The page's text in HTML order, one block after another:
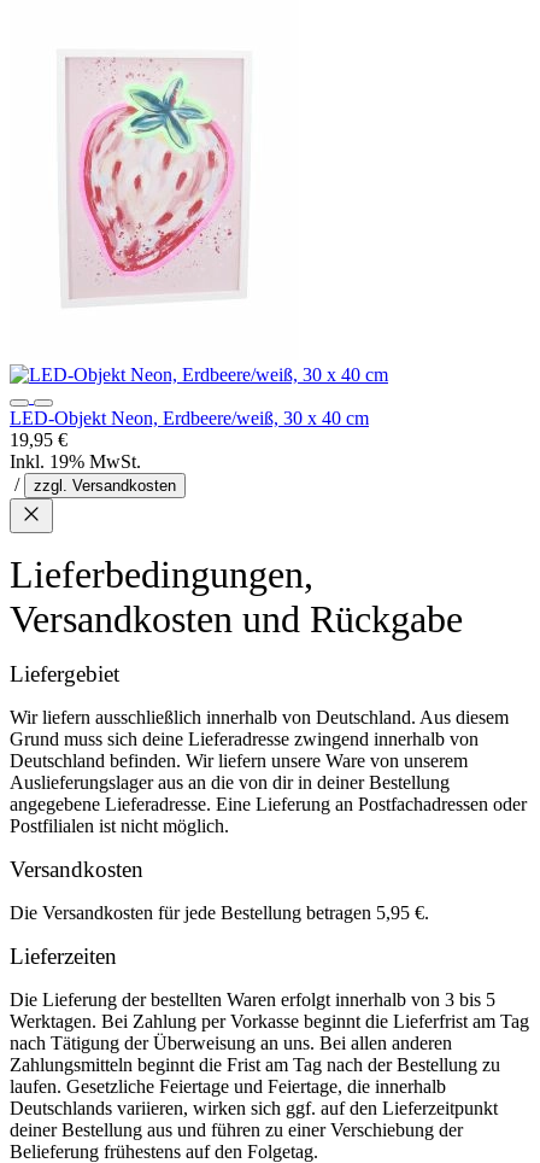
LED-Objekt Neon, Erdbeere/weiß, 30 x 40 cm
19,95 €
Inkl. 19% MwSt.
/
zzgl. Versandkosten
Lieferbedingungen,
Versandkosten und Rückgabe
Liefergebiet
Wir liefern ausschließlich innerhalb von Deutschland. Aus diesem
Grund muss sich deine Lieferadresse zwingend innerhalb von
Deutschland befinden. Wir liefern unsere Ware von unserem
Auslieferungslager aus an die von dir in deiner Bestellung
angegebene Lieferadresse. Eine Lieferung an Postfachadressen oder
Postfilialen ist nicht möglich.
Versandkosten
Die Versandkosten für jede Bestellung betragen 5,95 €.
Lieferzeiten
Die Lieferung der bestellten Waren erfolgt innerhalb von 3 bis 5
Werktagen. Bei Zahlung per Vorkasse beginnt die Lieferfrist am Tag
nach Tätigung der Überweisung an uns. Bei allen anderen
Zahlungsmitteln beginnt die Frist am Tag nach der Bestellung zu
laufen. Gesetzliche Feiertage und Feiertage, die innerhalb
Deutschlands variieren, wirken sich ggf. auf den Lieferzeitpunkt
deiner Bestellung aus und führen zu einer Verschiebung der
Belieferung frühestens auf den Folgetag.